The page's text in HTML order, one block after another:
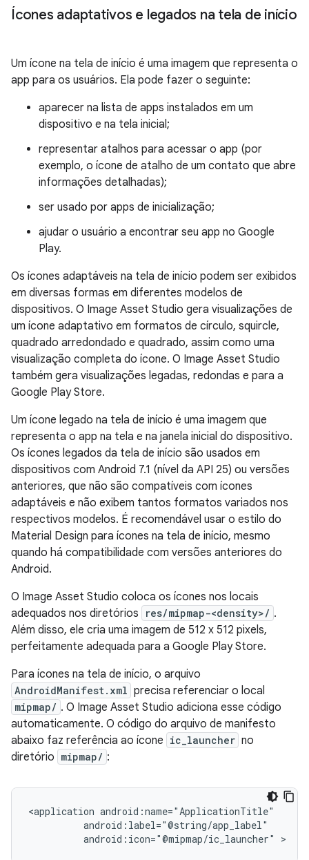
Ícones adaptativos e legados na tela de início
Um ícone na tela de início é uma imagem que representa o
app para os usuários. Ela pode fazer o seguinte:
aparecer na lista de apps instalados em um
dispositivo e na tela inicial;
representar atalhos para acessar o app (por
exemplo, o ícone de atalho de um contato que abre
informações detalhadas);
ser usado por apps de inicialização;
ajudar o usuário a encontrar seu app no Google
Play.
Os ícones adaptáveis na tela de início podem ser exibidos
em diversas formas em diferentes modelos de
dispositivos. O Image Asset Studio gera visualizações de
um ícone adaptativo em formatos de círculo, squircle,
quadrado arredondado e quadrado, assim como uma
visualização completa do ícone. O Image Asset Studio
também gera visualizações legadas, redondas e para a
Google Play Store.
Um ícone legado na tela de início é uma imagem que
representa o app na tela e na janela inicial do dispositivo.
Os ícones legados da tela de início são usados em
dispositivos com Android 7.1 (nível da API 25) ou versões
anteriores, que não são compatíveis com ícones
adaptáveis e não exibem tantos formatos variados nos
respectivos modelos. É recomendável usar o estilo do
Material Design para ícones na tela de início, mesmo
quando há compatibilidade com versões anteriores do
Android.
O Image Asset Studio coloca os ícones nos locais
adequados nos diretórios
res/mipmap-<density>/ .
Além disso, ele cria uma imagem de 512 x 512 pixels,
perfeitamente adequada para a Google Play Store.
Para ícones na tela de início, o arquivo
AndroidManifest.xml precisa referenciar o local
mipmap/ . O Image Asset Studio adiciona esse código
automaticamente. O código do arquivo de manifesto
abaixo faz referência ao ícone ic_launcher no
diretório mipmap/ :
<application
android:icon="@mipmap/ic_launcher"